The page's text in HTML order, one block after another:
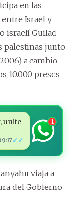
en las
Israel y
israelí Guilad
palestinas junto
a cambio
10.000 presos
unite
✓✓
1
viaja a
del Gobierno